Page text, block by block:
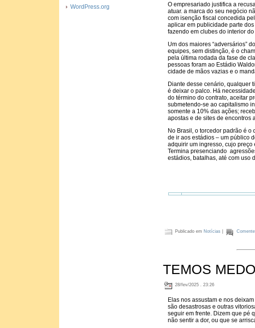
WordPress.org
O empresariado justifica a
atuar. a marca do seu negócio
com isenção fiscal concedida
aplicar em publicidade parte
fazendo em clubes do interior
Um dos maiores “adversários”
equipes, sem distinção, é o
pela última rodada da fase de
pessoas foram ao Estádio
cidade de mãos vazias e o
Diante desse cenário, qualquer
é deixar o palco. Há
do término do contrato, aceitar
submetendo-se ao capitalismo
somente a 10% das ações;
apostas e de sites de encontros
No Brasil, o torcedor padrão é o
de ir aos estádios – um público
adquirir um ingresso, cujo preço
Termina presenciando
estádios, batalhas, até com uso
Publicado em Notícias
TEMOS
28/fev/2025 . 23:26
Elas nos assustam e nos
são desastrosas e outras
seguir em frente. Dizem que pé
não sentir a dor, ou que se